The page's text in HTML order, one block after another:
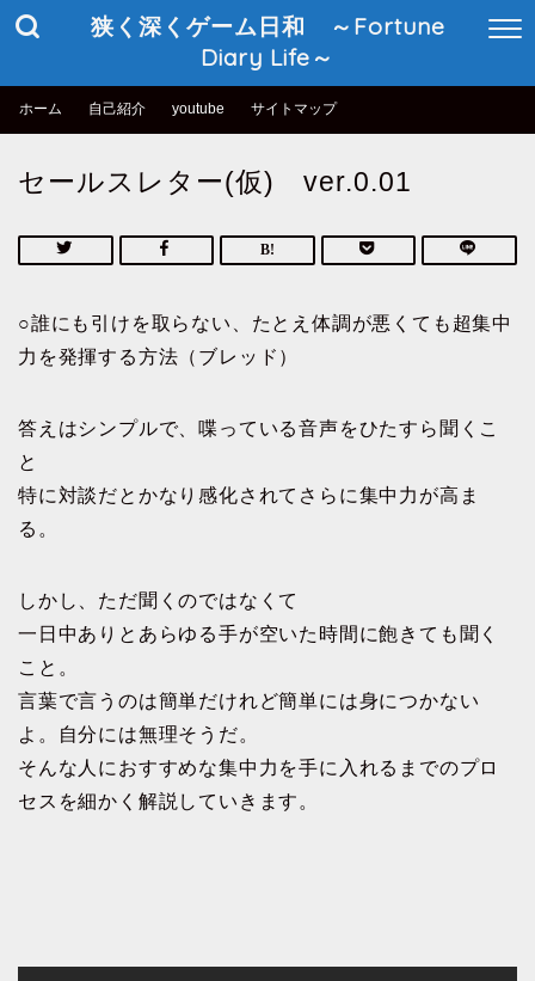
狭く深くゲーム日和 ～Fortune
Diary Life～
ホーム 自己紹介 youtube サイトマップ
セールスレター(仮) ver.0.01
○誰にも引けを取らない、たとえ体調が悪くても超集中
力を発揮する方法（ブレッド）
答えはシンプルで、喋っている音声をひたすら聞くこ
と
特に対談だとかなり感化されてさらに集中力が高ま
る。
しかし、ただ聞くのではなくて
一日中ありとあらゆる手が空いた時間に飽きても聞く
こと。
言葉で言うのは簡単だけれど簡単には身につかない
よ。自分には無理そうだ。
そんな人におすすめな集中力を手に入れるまでのプロ
セスを細かく解説していきます。